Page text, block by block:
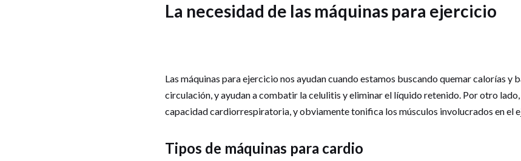
La necesidad de las máquinas para ejercicio
Las máquinas para ejercicio nos ayudan cuando estamos buscando quemar calorías y
circulación, y ayudan a combatir la celulitis y eliminar el líquido retenido. Por otro
capacidad cardiorrespiratoria, y obviamente tonifica los músculos involucrados en el
Tipos de máquinas para cardio